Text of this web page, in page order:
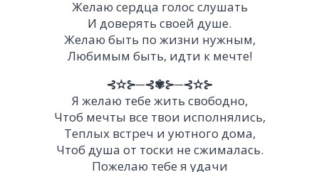
Желаю сердца голос слушать
И доверять своей душе.
Желаю быть по жизни нужным,
Любимым быть, идти к мечте!
⊰✫⊱─⊰✾⊱─⊰✫⊱
Я желаю тебе жить свободно,
Чтоб мечты все твои исполнялись,
Теплых встреч и уютного дома,
Чтоб душа от тоски не сжималась.
Пожелаю тебе я удачи